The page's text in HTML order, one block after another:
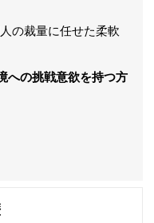
の裁量に任せた柔軟
への挑戦意欲を持つ方